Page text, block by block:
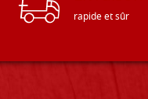
rapide et sûr